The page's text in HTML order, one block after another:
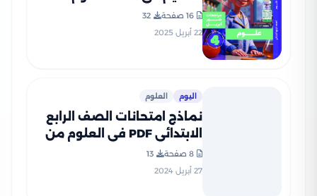
لرابعة ابتدائي على مقرر شهر
أبريل 2025 بصيغة PDF
16 صفحة
32
22 أبريل 2025
اليوم العلوم
نماذج امتحانات الصف الرابع
الابتدائي PDF في العلوم من
قطر الندى 2024
8 صفحة
13
27 أبريل 2024